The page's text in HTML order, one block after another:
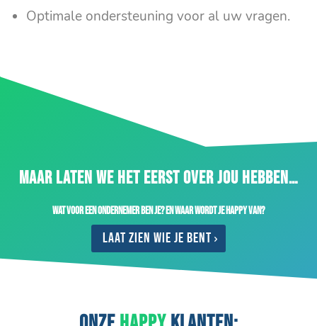
Optimale ondersteuning voor al uw vragen.
MAAR LATEN WE HET EERST OVER JOU HEBBEN…
Wat voor een ondernemer ben je? En waar wordt je happy van?
Laat zien wie je bent